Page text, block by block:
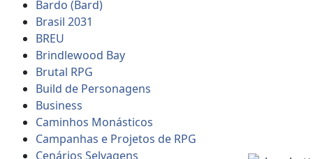
Bardo (Bard)
Brasil 2031
BREU
Brindlewood Bay
Brutal RPG
Build de Personagens
Business
Caminhos Monásticos
Campanhas e Projetos de RPG
Cenários Selvagens